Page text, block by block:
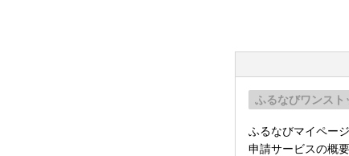
ふるなびワンスト
ふるなびマイペー
申請サービスの概